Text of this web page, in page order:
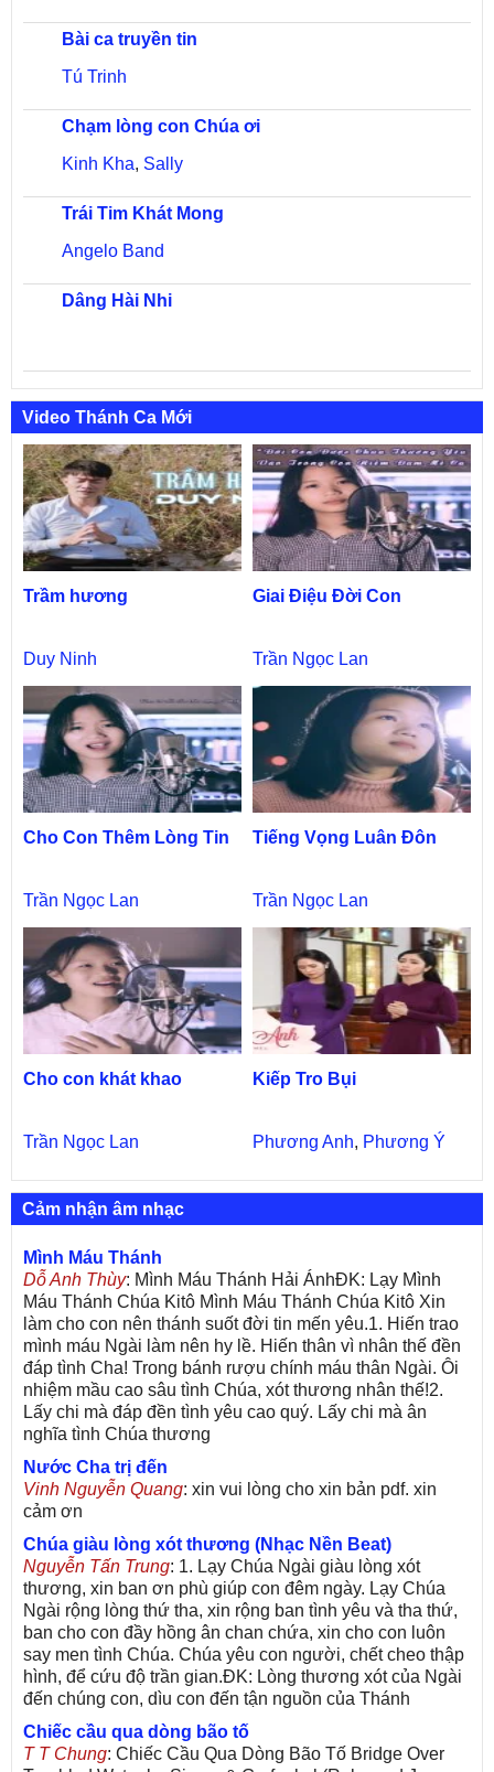
Bài ca truyền tin
Tú Trinh
Chạm lòng con Chúa ơi
Kinh Kha, Sally
Trái Tim Khát Mong
Angelo Band
Dâng Hài Nhi
Video Thánh Ca Mới
Trầm hương
Duy Ninh
Giai Điệu Đời Con
Trần Ngọc Lan
Cho Con Thêm Lòng Tin
Trần Ngọc Lan
Tiếng Vọng Luân Đôn
Trần Ngọc Lan
Cho con khát khao
Trần Ngọc Lan
Kiếp Tro Bụi
Phương Anh, Phương Ý
Cảm nhận âm nhạc
Mình Máu Thánh
Dỗ Anh Thùy: Mình Máu Thánh Hải ÁnhĐK: Lạy Mình
Máu Thánh Chúa Kitô Mình Máu Thánh Chúa Kitô Xin
làm cho con nên thánh suốt đời tin mến yêu.1. Hiến trao
mình máu Ngài làm nên hy lề. Hiến thân vì nhân thế đền
đáp tình Cha! Trong bánh rượu chính máu thân Ngài. Ôi
nhiệm mầu cao sâu tình Chúa, xót thương nhân thế!2.
Lấy chi mà đáp đền tình yêu cao quý. Lấy chi mà ân
nghĩa tình Chúa thương
Nước Cha trị đến
Vinh Nguyễn Quang: xin vui lòng cho xin bản pdf. xin
cảm ơn
Chúa giàu lòng xót thương (Nhạc Nền Beat)
Nguyễn Tấn Trung: 1. Lạy Chúa Ngài giàu lòng xót
thương, xin ban ơn phù giúp con đêm ngày. Lạy Chúa
Ngài rộng lòng thứ tha, xin rộng ban tình yêu và tha thứ,
ban cho con đầy hồng ân chan chứa, xin cho con luôn
say men tình Chúa. Chúa yêu con người, chết cheo thập
hình, để cứu độ trần gian.ĐK: Lòng thương xót của Ngài
đến chúng con, dìu con đến tận nguồn của Thánh
Chiếc cầu qua dòng bão tố
T T Chung: Chiếc Cầu Qua Dòng Bão Tố Bridge Over